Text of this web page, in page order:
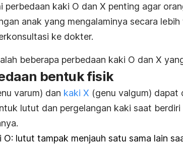
perbedaan kaki O dan X penting agar
anak yang mengalaminya secara
ke dokter.
beberapa perbedaan kaki O dan X
bentuk fisik
varum) dan kaki X (genu valgum) dapat
lutut dan pergelangan kaki saat
O: lutut tampak menjauh satu sama lain